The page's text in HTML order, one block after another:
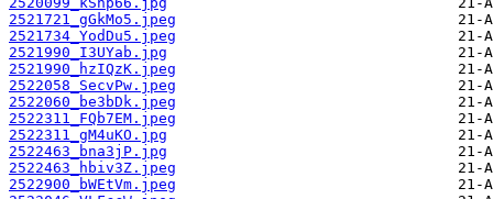
2521721_gGkMo5.jpeg
2521734_YodDu5.jpeg
2521990_I3UYab.jpg
2521990_hzIQzK.jpeg
2522058_SecvPw.jpeg
2522060_be3bDk.jpeg
2522311_FQb7EM.jpeg
2522311_gM4uKO.jpg
2522463_bna3jP.jpg
2522463_hbiv3Z.jpeg
2522900_bWEtVm.jpeg